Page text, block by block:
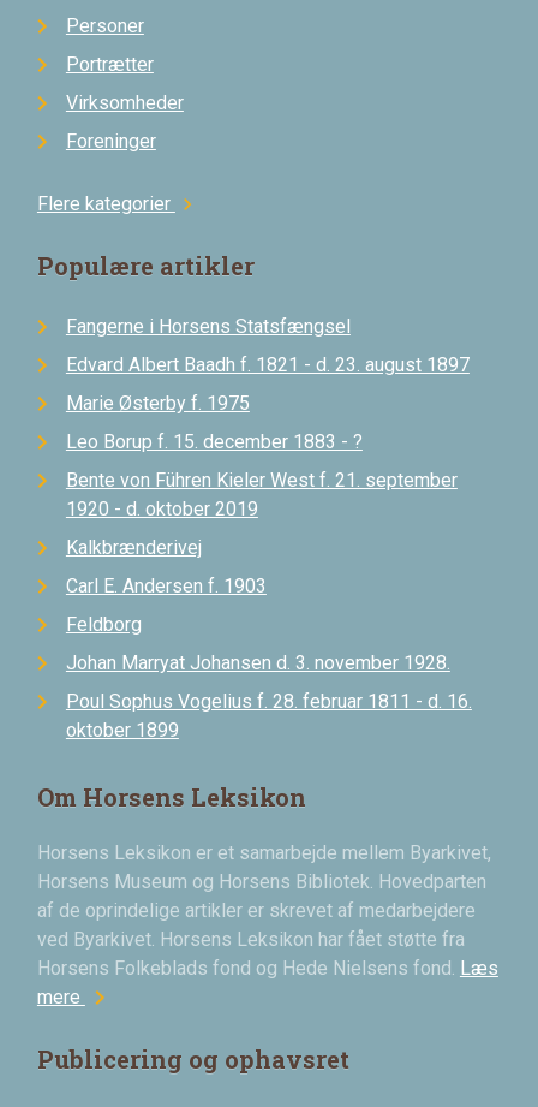
Personer
Portrætter
Virksomheder
Foreninger
Flere kategorier chevron_right
Populære artikler
Fangerne i Horsens Statsfængsel
Edvard Albert Baadh f. 1821 - d. 23. august 1897
Marie Østerby f. 1975
Leo Borup f. 15. december 1883 - ?
Bente von Führen Kieler West f. 21. september
1920 - d. oktober 2019
Kalkbrænderivej
Carl E. Andersen f. 1903
Feldborg
Johan Marryat Johansen d. 3. november 1928.
Poul Sophus Vogelius f. 28. februar 1811 - d. 16.
oktober 1899
Om Horsens Leksikon
Horsens Leksikon er et samarbejde mellem Byarkivet,
Horsens Museum og Horsens Bibliotek. Hovedparten
af de oprindelige artikler er skrevet af medarbejdere
ved Byarkivet. Horsens Leksikon har fået støtte fra
Horsens Folkeblads fond og Hede Nielsens fond. Læs
mere chevron_right
Publicering og ophavsret